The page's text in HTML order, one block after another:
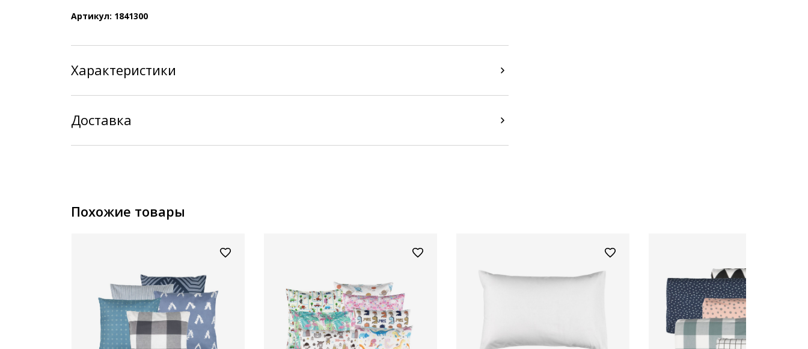
Артикул: 1841300
Характеристики
Доставка
Похожие товары